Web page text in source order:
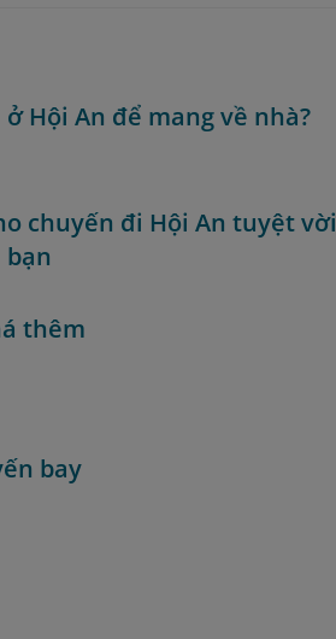
ở Hội An để mang về nhà?
chuyến đi Hội An tuyệt vời
thêm
bay